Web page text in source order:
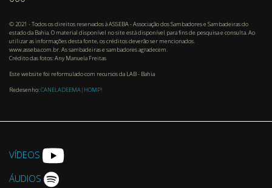
© 2021 - Todos os direitos reservados à ASSEBA - Associação dos Sambadores e Sambadeiras do
estado da Bahia. O material disponível no site está disponível para fins de pesquisa e consulta. Ao
utilizar as informações desta fonte, os créditos deverão ser mencionados.
www.asseba.com.br. As sambadeiras e sambadores agradecem.
Crédito das fotos: Any Manuela Freitas
Este website foi reformulado com recursos da LAB - Bahia
Redesenho:CANELADEEMA|HOMP!
VÍDEOS
ÁUDIOS